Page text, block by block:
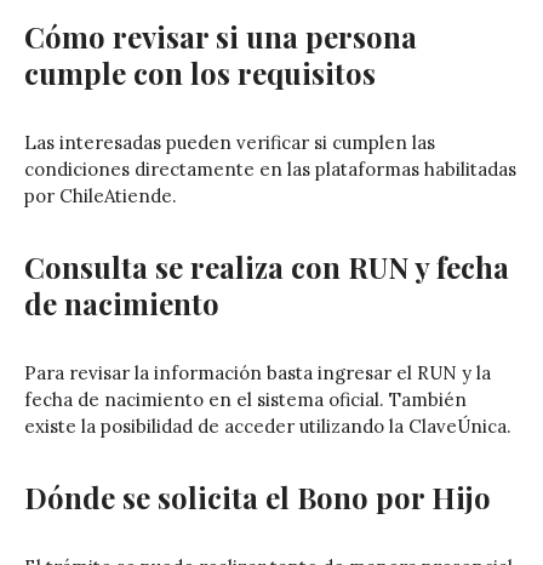
Cómo revisar si una persona
cumple con los requisitos
Las interesadas pueden verificar si cumplen las
condiciones directamente en las plataformas habilitadas
por ChileAtiende.
Consulta se realiza con RUN y fecha
de nacimiento
Para revisar la información basta ingresar el RUN y la
fecha de nacimiento en el sistema oficial. También
existe la posibilidad de acceder utilizando la ClaveÚnica.
Dónde se solicita el Bono por Hijo